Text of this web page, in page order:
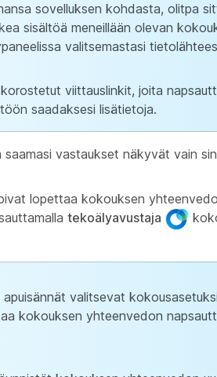
sovelluksen kohdasta, olitpa
sisältöä meneillään olevan
valitsemastasi
viittauslinkit, joita
saadaksesi lisätietoja.
vastaukset näkyvät vain
lopettaa kokouksen
tekoälyavustaja
valitsevat
kokouksen yhteenvedon